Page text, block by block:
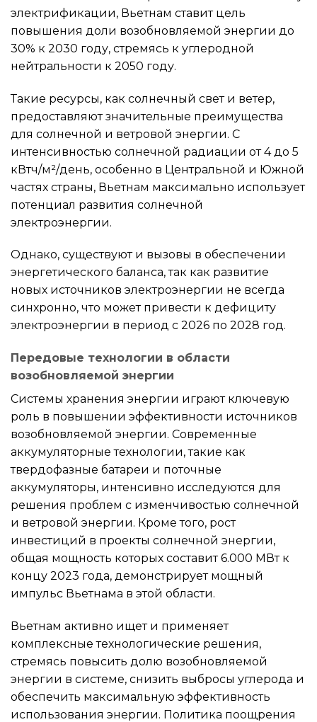
электрификации, Вьетнам ставит цель
повышения доли возобновляемой энергии до
30% к 2030 году, стремясь к углеродной
нейтральности к 2050 году.
Такие ресурсы, как солнечный свет и ветер,
предоставляют значительные преимущества
для солнечной и ветровой энергии. С
интенсивностью солнечной радиации от 4 до 5
кВтч/м²/день, особенно в Центральной и Южной
частях страны, Вьетнам максимально использует
потенциал развития солнечной
электроэнергии.
Однако, существуют и вызовы в обеспечении
энергетического баланса, так как развитие
новых источников электроэнергии не всегда
синхронно, что может привести к дефициту
электроэнергии в период с 2026 по 2028 год.
Передовые технологии в области
возобновляемой энергии
Системы хранения энергии играют ключевую
роль в повышении эффективности источников
возобновляемой энергии. Современные
аккумуляторные технологии, такие как
твердофазные батареи и поточные
аккумуляторы, интенсивно исследуются для
решения проблем с изменчивостью солнечной
и ветровой энергии. Кроме того, рост
инвестиций в проекты солнечной энергии,
общая мощность которых составит 6.000 МВт к
концу 2023 года, демонстрирует мощный
импульс Вьетнама в этой области.
Вьетнам активно ищет и применяет
комплексные технологические решения,
стремясь повысить долю возобновляемой
энергии в системе, снизить выбросы углерода и
обеспечить максимальную эффективность
использования энергии. Политика поощрения